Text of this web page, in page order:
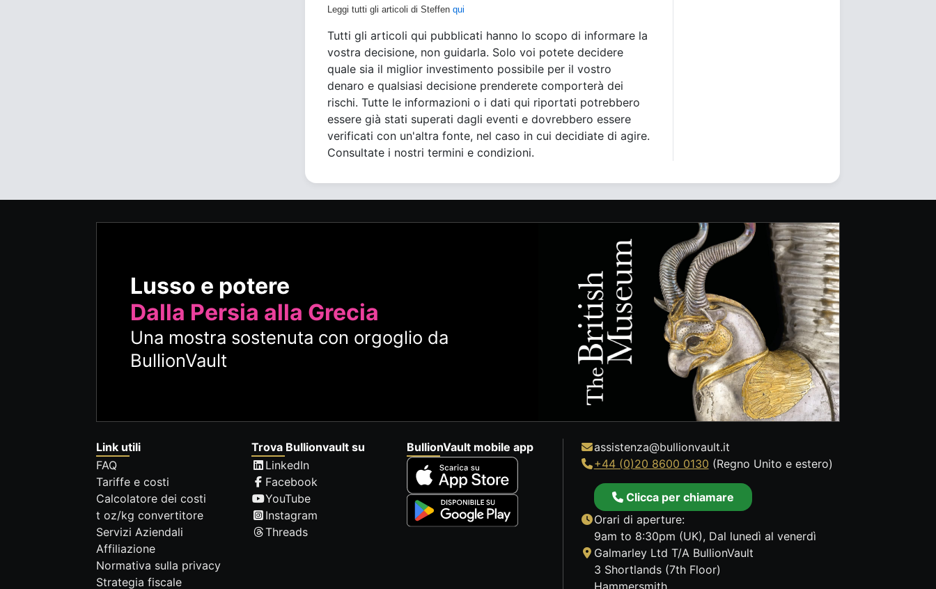
Leggi tutti gli articoli di Steffen qui
Tutti gli articoli qui pubblicati hanno lo scopo di informare la
vostra decisione, non guidarla. Solo voi potete decidere
quale sia il miglior investimento possibile per il vostro
denaro e qualsiasi decisione prenderete comporterà dei
rischi. Tutte le informazioni o i dati qui riportati potrebbero
essere già stati superati dagli eventi e dovrebbero essere
verificati con un'altra fonte, nel caso in cui decidiate di agire.
Consultate i nostri termini e condizioni.
Lusso e potere
Dalla Persia alla Grecia
Una mostra sostenuta con orgoglio da
BullionVault
Link utili
FAQ
Tariffe e costi
Calcolatore dei costi
t oz/kg convertitore
Servizi Aziendali
Affiliazione
Normativa sulla privacy
Strategia fiscale
Trova Bullionvault su
LinkedIn
Facebook
YouTube
Instagram
Threads
BullionVault mobile app
assistenza@bullionvault.it
+44 (0)20 8600 0130 (Regno Unito e estero)
Clicca per chiamare
Orari di aperture:
9am to 8:30pm (UK), Dal lunedì al venerdì
Galmarley Ltd T/A BullionVault
3 Shortlands (7th Floor)